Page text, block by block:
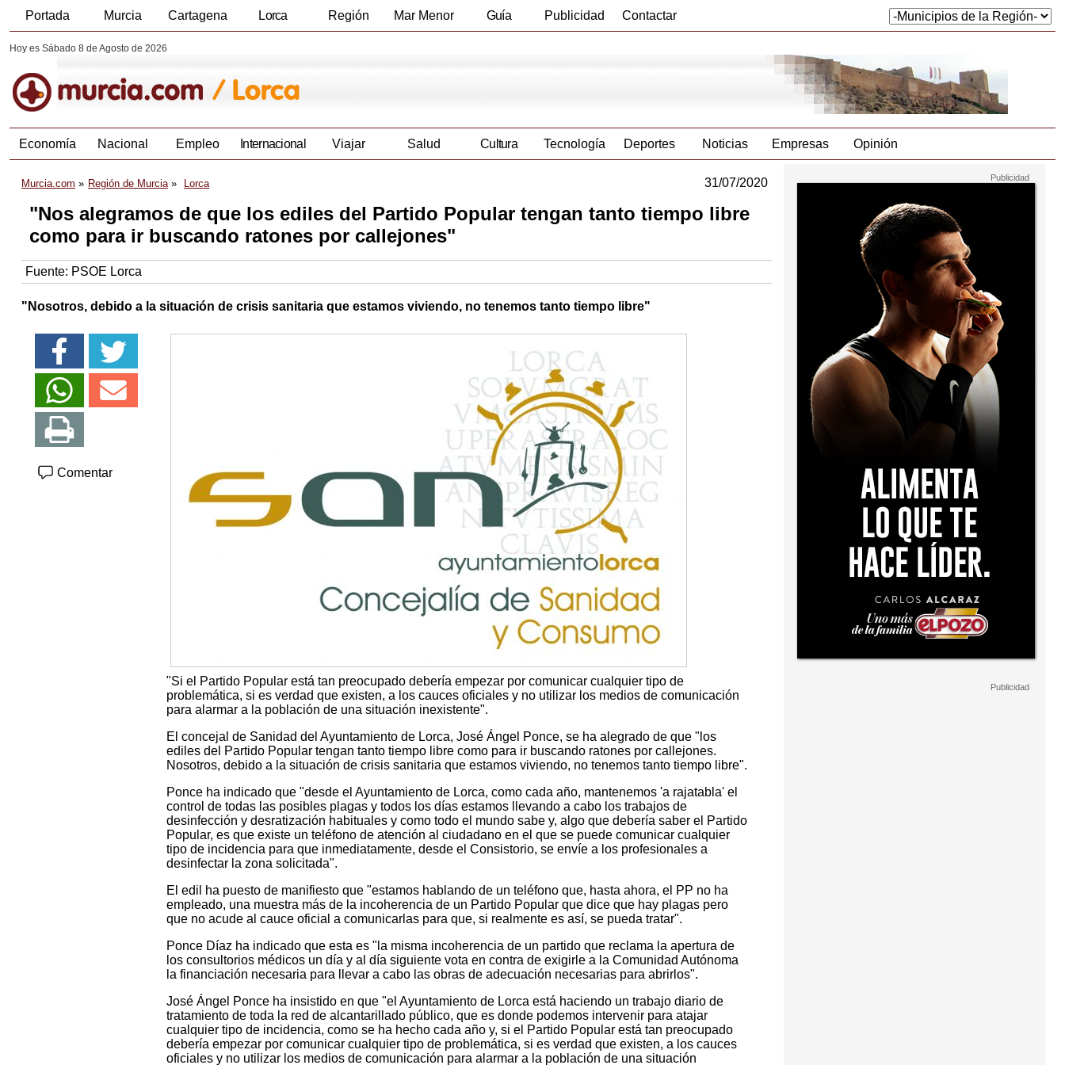
Portada Murcia Cartagena Lorca Región Mar Menor Guía Publicidad Contactar
Hoy es Sábado 8 de Agosto de 2026
Economía Nacional Empleo Internacional Viajar Salud Cultura Tecnología Deportes Noticias Empresas Opinión
Murcia.com Región de Murcia Lorca 31/07/2020
"Nos alegramos de que los ediles del Partido Popular tengan tanto tiempo libre
como para ir buscando ratones por callejones"
Fuente: PSOE Lorca
"Nosotros, debido a la situación de crisis sanitaria que estamos viviendo, no tenemos tanto tiempo libre"
Comentar
"Si el Partido Popular está tan preocupado debería empezar por comunicar cualquier tipo de
problemática, si es verdad que existen, a los cauces oficiales y no utilizar los medios de comunicación
para alarmar a la población de una situación inexistente".
El concejal de Sanidad del Ayuntamiento de Lorca, José Ángel Ponce, se ha alegrado de que "los
ediles del Partido Popular tengan tanto tiempo libre como para ir buscando ratones por callejones.
Nosotros, debido a la situación de crisis sanitaria que estamos viviendo, no tenemos tanto tiempo libre".
Ponce ha indicado que "desde el Ayuntamiento de Lorca, como cada año, mantenemos 'a rajatabla' el
control de todas las posibles plagas y todos los días estamos llevando a cabo los trabajos de
desinfección y desratización habituales y como todo el mundo sabe y, algo que debería saber el Partido
Popular, es que existe un teléfono de atención al ciudadano en el que se puede comunicar cualquier
tipo de incidencia para que inmediatamente, desde el Consistorio, se envíe a los profesionales a
desinfectar la zona solicitada".
El edil ha puesto de manifiesto que "estamos hablando de un teléfono que, hasta ahora, el PP no ha
empleado, una muestra más de la incoherencia de un Partido Popular que dice que hay plagas pero
que no acude al cauce oficial a comunicarlas para que, si realmente es así, se pueda tratar".
Ponce Díaz ha indicado que esta es "la misma incoherencia de un partido que reclama la apertura de
los consultorios médicos un día y al día siguiente vota en contra de exigirle a la Comunidad Autónoma
la financiación necesaria para llevar a cabo las obras de adecuación necesarias para abrirlos".
José Ángel Ponce ha insistido en que "el Ayuntamiento de Lorca está haciendo un trabajo diario de
tratamiento de toda la red de alcantarillado público, que es donde podemos intervenir para atajar
cualquier tipo de incidencia, como se ha hecho cada año y, si el Partido Popular está tan preocupado
debería empezar por comunicar cualquier tipo de problemática, si es verdad que existen, a los cauces
oficiales y no utilizar los medios de comunicación para alarmar a la población de una situación